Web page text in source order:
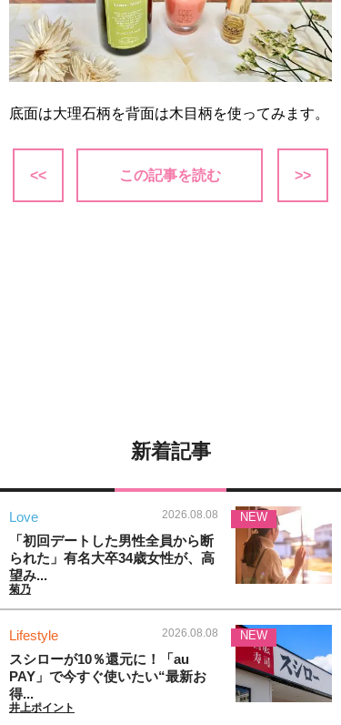
底面は大理石柄を背面は木目柄を使ってみます。
<< この記事を読む >>
新着記事
Love 2026.08.08
「初回デートした男性全員から断
られた」有名大卒34歳女性が、高
望み...
菊乃
NEW
Lifestyle 2026.08.08
スシローが10％還元に！「au
PAY」で今すぐ使いたい“最新お
得...
井上ポイント
NEW